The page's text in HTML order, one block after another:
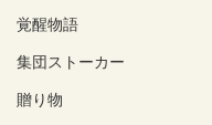
覚醒物語
集団ストーカー
贈り物